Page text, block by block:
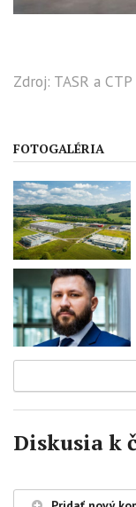
Zdroj: TASR a
FOTOGALÉRIA
Diskusia k